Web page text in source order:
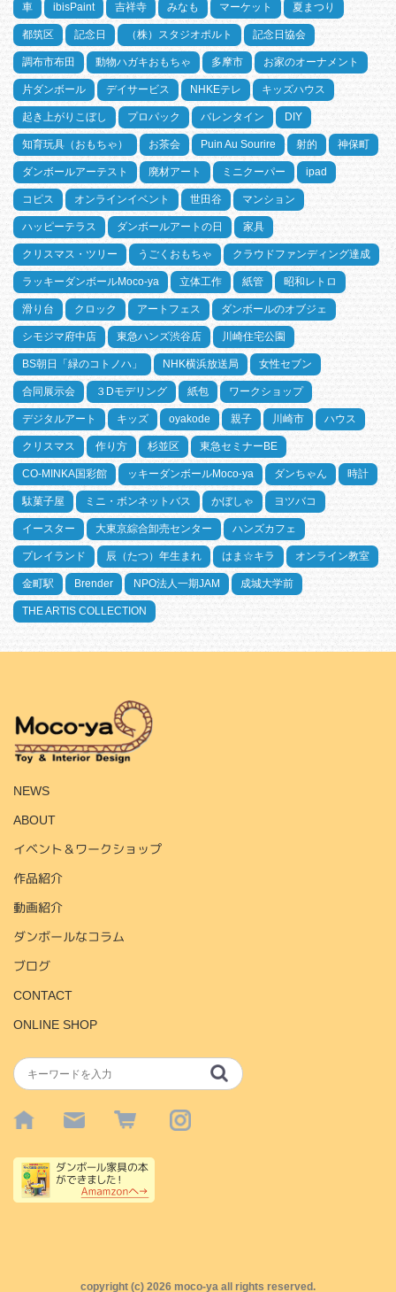
車 ibisPaint 吉祥寺 みなも マーケット 夏まつり
都筑区 記念日 （株）スタジオポルト 記念日協会
調布市布田 動物ハガキおもちゃ 多摩市 お家のオーナメント
片ダンボール デイサービス NHKEテレ キッズハウス
起き上がりこぼし プロパック バレンタイン DIY
知育玩具（おもちゃ） お茶会 Puin Au Sourire 射的 神保町
ダンボールアーテスト 廃材アート ミニクーパー ipad
コピス オンラインイベント 世田谷 マンション
ハッピーテラス ダンボールアートの日 家具
クリスマス・ツリー うごくおもちゃ クラウドファンディング達成
ラッキーダンボールMoco-ya 立体工作 紙管 昭和レトロ
滑り台 クロック アートフェス ダンボールのオブジェ
シモジマ府中店 東急ハンズ渋谷店 川崎住宅公園
BS朝日「緑のコトノハ」 NHK横浜放送局 女性セブン
合同展示会 ３Dモデリング 紙包 ワークショップ
デジタルアート キッズ oyakode 親子 川崎市 ハウス
クリスマス 作り方 杉並区 東急セミナーBE
CO-MINKA国彩館 ッキーダンボールMoco-ya ダンちゃん 時計
駄菓子屋 ミニ・ボンネットバス かぼしゃ ヨツバコ
イースター 大東京綜合卸売センター ハンズカフェ
プレイランド 辰（たつ）年生まれ はま☆キラ オンライン教室
金町駅 Brender NPO法人一期JAM 成城大学前
THE ARTIS COLLECTION
NEWS
ABOUT
イベント＆ワークショップ
作品紹介
動画紹介
ダンボールなコラム
ブログ
CONTACT
ONLINE SHOP
copyright (c) 2026 moco-ya all rights reserved.